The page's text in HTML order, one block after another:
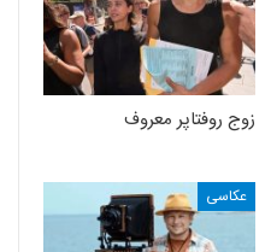
زوج روفتاپر معروف
عکاسی